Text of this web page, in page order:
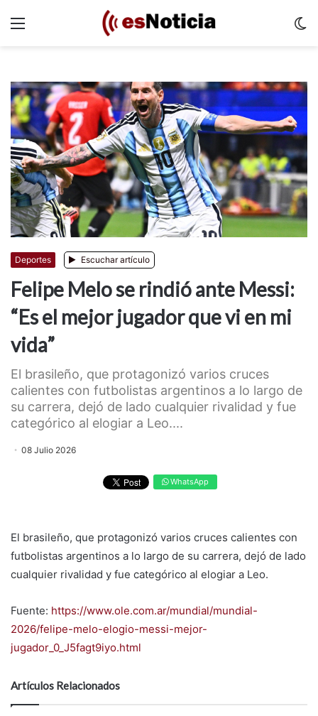
Deportes Escuchar artículo
Felipe Melo se rindió ante Messi:
“Es el mejor jugador que vi en mi
vida”
El brasileño, que protagonizó varios cruces
calientes con futbolistas argentinos a lo largo de
su carrera, dejó de lado cualquier rivalidad y fue
categórico al elogiar a Leo....
08 Julio 2026
WhatsApp
El brasileño, que protagonizó varios cruces calientes con
futbolistas argentinos a lo largo de su carrera, dejó de lado
cualquier rivalidad y fue categórico al elogiar a Leo.
Fuente: https://www.ole.com.ar/mundial/mundial-
2026/felipe-melo-elogio-messi-mejor-
jugador_0_J5fagt9iyo.html
Artículos Relacionados